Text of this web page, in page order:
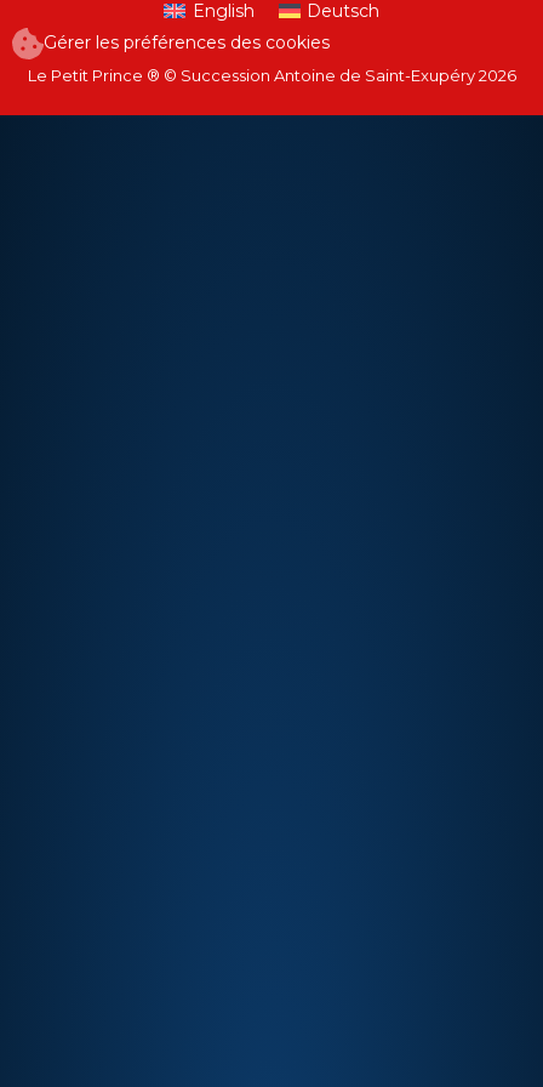
English
Deutsch
Gérer les préférences des cookies
Le Petit Prince ® © Succession Antoine de Saint-Exupéry 2026